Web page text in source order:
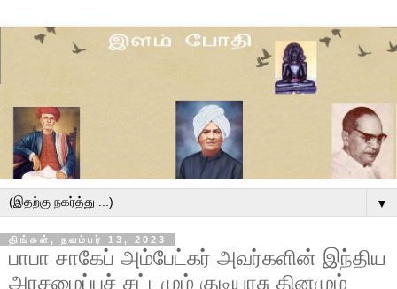
▼
திங்கள், நவம்பர் 13, 2023
பாபா சாகேப் அம்பேட்கர் அவர்களின் இந்திய
அரசமைப்புச் சட்டமும் குடியரசு தினமும்